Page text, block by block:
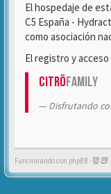
El hospedaje de
C5 España -
como asociación
El registro y
CitröFamily
Disfrutando
Funcionando con phpBB -